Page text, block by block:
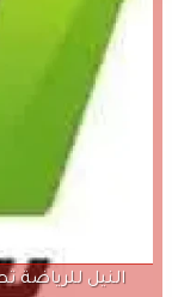
النيل للرياضة